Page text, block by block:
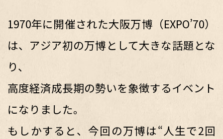
1970年に開催された大阪万博（EXPO’70）
は、アジア初の万博として大きな話題とな
り、
高度経済成長期の勢いを象徴するイベント
になりました。
もしかすると、今回の万博は“人生で2回